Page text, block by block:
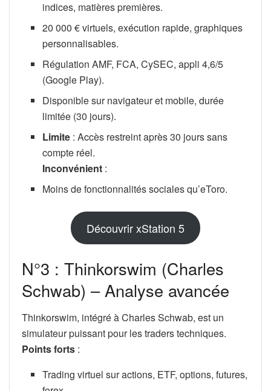
indices, matières premières.
20 000 € virtuels, exécution rapide, graphiques
personnalisables.
Régulation AMF, FCA, CySEC, appli 4,6/5
(Google Play).
Disponible sur navigateur et mobile, durée
limitée (30 jours).
Limite : Accès restreint après 30 jours sans
compte réel.
Inconvénient :
Moins de fonctionnalités sociales qu’eToro.
Découvrir xStation 5
N°3 : Thinkorswim (Charles
Schwab) – Analyse avancée
Thinkorswim, intégré à Charles Schwab, est un
simulateur puissant pour les traders techniques.
Points forts :
Trading virtuel sur actions, ETF, options, futures,